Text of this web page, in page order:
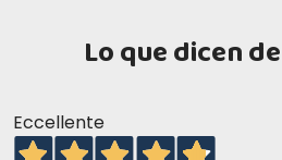
Lo que dicen
Eccellente